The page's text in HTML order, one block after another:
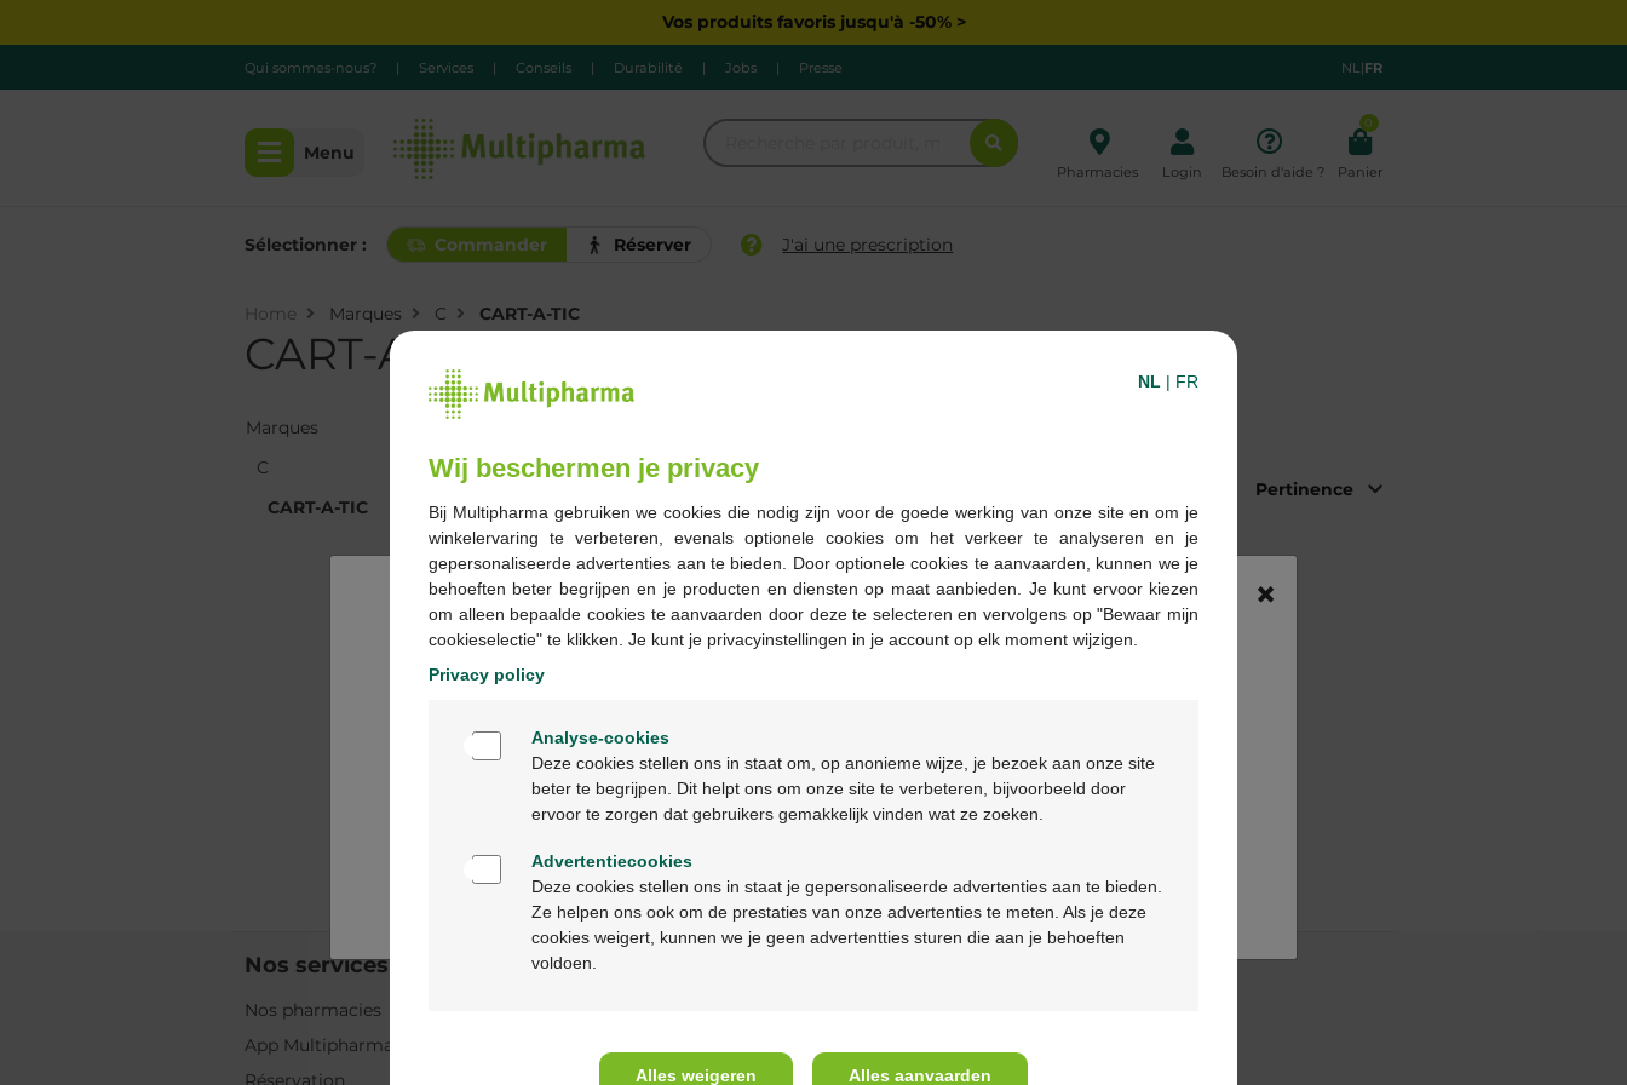
Vos produits favoris jusqu'à -50% >
Qui sommes-nous? | Services | Conseils | Durabilité | Jobs | Presse NL|FR
Menu
Pharmacies Login Besoin d'aide ?
0
Panier
Sélectionner : Commander Réserver J'ai une prescription
Home Marques C CART-A-TIC
CART-A-TIC
Marques
C
CART-A-TICCART-A-TIC
4,85 €
Cart-a-tic Carte à tiques
Nos services
Nos pharmacies
App Multipharma
Réservation
Mission & vision
×
Ga verder in het nederlands
NL | FR
Wij beschermen je privacy
Bij Multipharma gebruiken we cookies die nodig zijn voor de goede werking van onze site en om je
winkelervaring te verbeteren, evenals optionele cookies om het verkeer te analyseren en je
gepersonaliseerde advertenties aan te bieden. Door optionele cookies te aanvaarden, kunnen we je
behoeften beter begrijpen en je producten en diensten op maat aanbieden. Je kunt ervoor kiezen
om alleen bepaalde cookies te aanvaarden door deze te selecteren en vervolgens op "Bewaar mijn
cookieselectie" te klikken. Je kunt je privacyinstellingen in je account op elk moment wijzigen.
Privacy policy
Analyse-cookies
Deze cookies stellen ons in staat om, op anonieme wijze, je bezoek aan onze site
beter te begrijpen. Dit helpt ons om onze site te verbeteren, bijvoorbeeld door
ervoor te zorgen dat gebruikers gemakkelijk vinden wat ze zoeken.
Advertentiecookies
Deze cookies stellen ons in staat je gepersonaliseerde advertenties aan te bieden.
Ze helpen ons ook om de prestaties van onze advertenties te meten. Als je deze
cookies weigert, kunnen we je geen advertentties sturen die aan je behoeften
voldoen.
Alles weigeren Alles aanvaarden